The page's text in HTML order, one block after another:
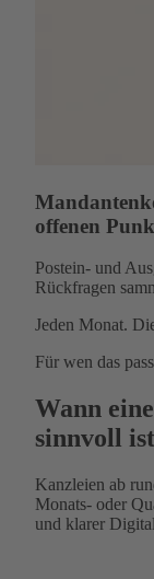
offenen
Postein- und
Rückfragen
Jeden Monat.
Für wen das
Wann
sinnvoll
Kanzleien ab
Monats- oder
und klarer